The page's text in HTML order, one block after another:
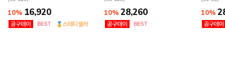
10% 16,920 10% 28,260 10%